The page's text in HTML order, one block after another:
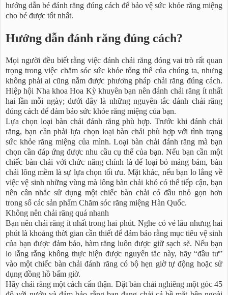
hướng dẫn bé đánh răng đúng cách để bảo vệ sức khỏe răng miệng
cho bé được tốt nhất.
Hướng dẫn đánh răng đúng cách?
Mọi người đều biết rằng việc đánh chải răng đóng vai trò rất quan
trọng trong việc chăm sóc sức khỏe tổng thể của chúng ta, nhưng
không phải ai cũng nắm được phương pháp chải răng đúng cách.
Hiệp hội Nha khoa Hoa Kỳ khuyên bạn nên đánh chải răng ít nhất
hai lần mỗi ngày; dưới đây là những nguyên tắc đánh chải răng
đúng cách để đảm bảo sức khỏe răng miệng của bạn.
Lựa chọn loại bàn chải đánh răng phù hợp. Trước khi đánh chải
răng, bạn cần phải lựa chọn loại bàn chải phù hợp với tình trạng
sức khỏe răng miệng của mình. Loại bàn chải đánh răng mà bạn
chọn cần đáp ứng được nhu cầu cụ thể của bạn. Nếu bạn cần một
chiếc bàn chải với chức năng chính là để loại bỏ mảng bám, bàn
chải lông mềm là sự lựa chọn tối ưu. Mặt khác, nếu bạn lo lắng về
việc vệ sinh những vùng mà lông bàn chải khó có thể tiếp cận, bạn
nên cân nhắc sử dụng một chiếc bàn chải có đầu nhỏ gọn hơn
trong số các sản phẩm Chăm sóc răng miệng Hàn Quốc.
Không nên chải răng quá nhanh
Bạn nên chải răng ít nhất trong hai phút. Nghe có vẻ lâu nhưng hai
phút là khoảng thời gian cần thiết để đảm bảo rằng mục tiêu vệ sinh
của bạn được đảm bảo, hàm răng luôn được giữ sạch sẽ. Nếu bạn
lo lắng rằng không thực hiện được nguyên tắc này, hãy “đầu tư”
vào một chiếc bàn chải đánh răng có bộ hẹn giờ tự động hoặc sử
dụng đồng hồ bấm giờ.
Hãy chải răng một cách cẩn thận. Đặt bàn chải nghiêng một góc 45